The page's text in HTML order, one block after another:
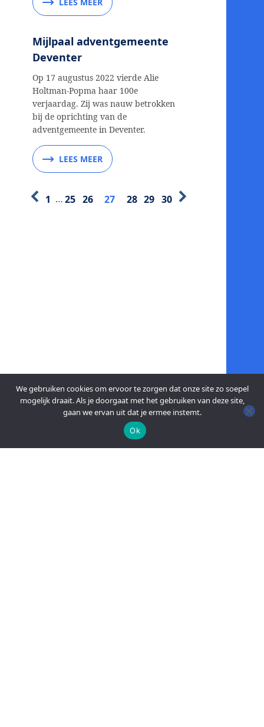
LEES MEER
Mijlpaal adventgemeente
Deventer
Op 17 augustus 2022 vierde Alie
Holtman-Popma haar 100e
verjaardag. Zij was nauw betrokken
bij de oprichting van de
adventgemeente in Deventer.
LEES MEER
1 … 25 26 27 28 29 30
We gebruiken cookies om ervoor te zorgen dat onze site zo soepel
mogelijk draait. Als je doorgaat met het gebruiken van deze site,
gaan we ervan uit dat je ermee instemt.
Ok